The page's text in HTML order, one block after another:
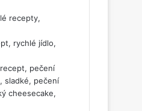
recepty,
rychlé jídlo,
pečení
sladké, pečení
cheesecake,